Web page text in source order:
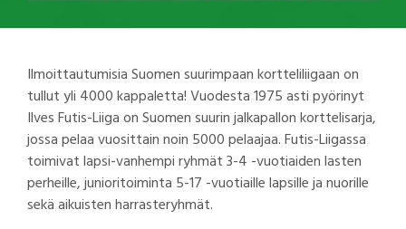
Ilmoittautumisia Suomen suurimpaan kortteliliigaan on
tullut yli 4000 kappaletta! Vuodesta 1975 asti pyörinyt
Ilves Futis-Liiga on Suomen suurin jalkapallon korttelisarja,
jossa pelaa vuosittain noin 5000 pelaajaa. Futis-Liigassa
toimivat lapsi-vanhempi ryhmät 3-4 -vuotiaiden lasten
perheille, junioritoiminta 5-17 -vuotiaille lapsille ja nuorille
sekä aikuisten harrasteryhmät.